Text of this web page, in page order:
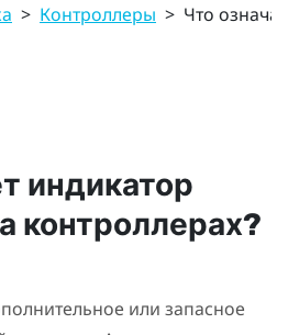
> Контроллеры > Что
индикатор
контроллерах?
или запасное